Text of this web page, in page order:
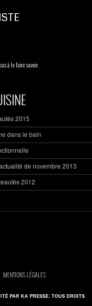
à le faire savoir.
2015
dans le bain
de novembre 2013
2012
MENTIONS LÉGALES
PAR KA PRESSE. TOUS DROITS